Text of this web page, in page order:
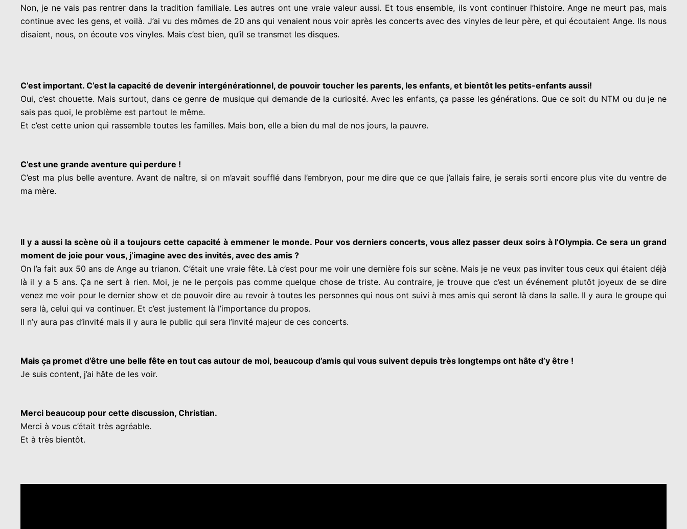
Non, je ne vais pas rentrer dans la tradition familiale. Les autres ont une vraie valeur aussi. Et tous ensemble, ils vont continuer l’histoire. Ange ne meurt pas, mais
continue avec les gens, et voilà. J’ai vu des mômes de 20 ans qui venaient nous voir après les concerts avec des vinyles de leur père, et qui écoutaient Ange. Ils nous
disaient, nous, on écoute vos vinyles. Mais c’est bien, qu’il se transmet les disques.
C’est important. C’est la capacité de devenir intergénérationnel, de pouvoir toucher les parents, les enfants, et bientôt les petits-enfants aussi!
Oui, c’est chouette. Mais surtout, dans ce genre de musique qui demande de la curiosité. Avec les enfants, ça passe les générations. Que ce soit du NTM ou du je ne
sais pas quoi, le problème est partout le même.
Et c’est cette union qui rassemble toutes les familles. Mais bon, elle a bien du mal de nos jours, la pauvre.
C’est une grande aventure qui perdure !
C’est ma plus belle aventure. Avant de naître, si on m’avait soufflé dans l’embryon, pour me dire que ce que j’allais faire, je serais sorti encore plus vite du ventre de
ma mère.
Il y a aussi la scène où il a toujours cette capacité à emmener le monde. Pour vos derniers concerts, vous allez passer deux soirs à l’Olympia. Ce sera un grand
moment de joie pour vous, j’imagine avec des invités, avec des amis ?
On l’a fait aux 50 ans de Ange au trianon. C’était une vraie fête. Là c’est pour me voir une dernière fois sur scène. Mais je ne veux pas inviter tous ceux qui étaient déjà
là il y a 5 ans. Ça ne sert à rien. Moi, je ne le perçois pas comme quelque chose de triste. Au contraire, je trouve que c’est un événement plutôt joyeux de se dire
venez me voir pour le dernier show et de pouvoir dire au revoir à toutes les personnes qui nous ont suivi à mes amis qui seront là dans la salle. Il y aura le groupe qui
sera là, celui qui va continuer. Et c’est justement là l’importance du propos.
Il n’y aura pas d’invité mais il y aura le public qui sera l’invité majeur de ces concerts.
Mais ça promet d’être une belle fête en tout cas autour de moi, beaucoup d’amis qui vous suivent depuis très longtemps ont hâte d’y être !
Je suis content, j’ai hâte de les voir.
Merci beaucoup pour cette discussion, Christian.
Merci à vous c’était très agréable.
Et à très bientôt.